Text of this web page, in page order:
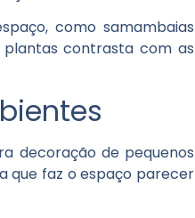
como samambaias
contrasta com as
decoração de pequenos
que faz o espaço parecer